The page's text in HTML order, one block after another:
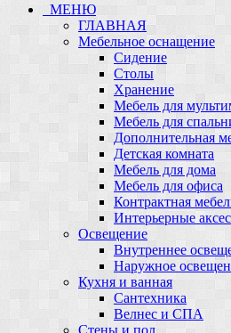
МЕНЮ
ГЛАВНАЯ
Мебельное оснащение
Сидение
Столы
Хранение
Мебель для
Мебель для
Дополнительная
Детская комната
Мебель для дома
Мебель для офиса
Контрактная
Интерьерные
Освещение
Внутреннее
Наружное
Кухня и ванная
Сантехника
Велнес и СПА
Стены и пол